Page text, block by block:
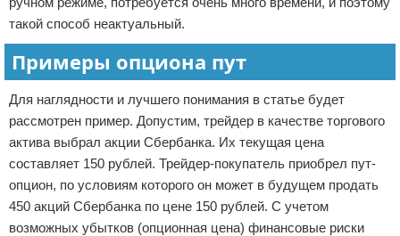
такой способ неактуальный.
Примеры опциона пут
Для наглядности и лучшего понимания в статье будет
рассмотрен пример. Допустим, трейдер в качестве торгового
актива выбрал акции Сбербанка. Их текущая цена
составляет 150 рублей. Трейдер-покупатель приобрел пут-
опцион, по условиям которого он может в будущем продать
450 акций Сбербанка по цене 150 рублей. С учетом
возможных убытков (опционная цена) финансовые риски